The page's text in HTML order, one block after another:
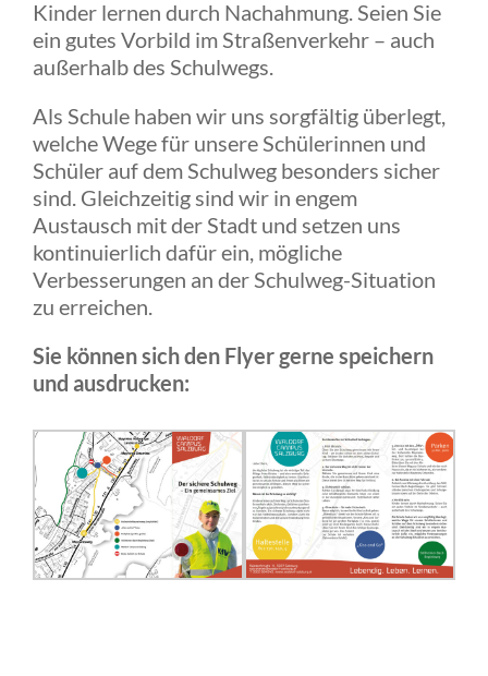
Kinder lernen durch Nachahmung. Seien Sie
ein gutes Vorbild im Straßenverkehr – auch
außerhalb des Schulwegs.
Als Schule haben wir uns sorgfältig überlegt,
welche Wege für unsere Schülerinnen und
Schüler auf dem Schulweg besonders sicher
sind. Gleichzeitig sind wir in engem
Austausch mit der Stadt und setzen uns
kontinuierlich dafür ein, mögliche
Verbesserungen an der Schulweg-Situation
zu erreichen.
Sie können sich den Flyer gerne speichern
und ausdrucken: